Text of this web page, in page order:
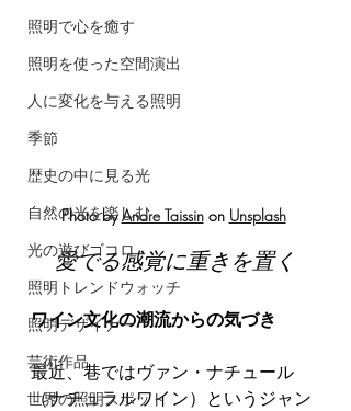
照明で心を癒す
照明を使った空間演出
人に変化を与える照明
季節
歴史の中に見る光
自然の光を楽しむ
光の遊びゴコロ
照明トレンドウォッチ
照明デザイナー
芸術作品
世界の照明スポット
Photo by Andre Taissin on Unsplash
愛でる感覚に重きを置く
ワイン文化の潮流からの気づき
最近、巷ではヴァン・ナチュール
（ナチュラルワイン）というジャン